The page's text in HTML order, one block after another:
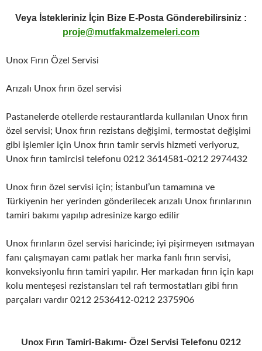
Veya İstekleriniz İçin Bize E-Posta Gönderebilirsiniz :
proje@mutfakmalzemeleri.com
Unox Fırın Özel Servisi
Arızalı Unox fırın özel servisi
Pastanelerde otellerde restaurantlarda kullanılan Unox fırın
özel servisi; Unox fırın rezistans değişimi, termostat değişimi
gibi işlemler için Unox fırın tamir servis hizmeti veriyoruz,
Unox fırın tamircisi telefonu 0212 3614581-0212 2974432
Unox fırın özel servisi için; İstanbul’un tamamına ve
Türkiyenin her yerinden gönderilecek arızalı Unox fırınlarının
tamiri bakımı yapılıp adresinize kargo edilir
Unox fırınların özel servisi haricinde; iyi pişirmeyen ısıtmayan
fanı çalışmayan camı patlak her marka fanlı fırın servisi,
konveksiyonlu fırın tamiri yapılır. Her markadan fırın için kapı
kolu menteşesi rezistansları tel rafı termostatları gibi fırın
parçaları vardır 0212 2536412-0212 2375906
Unox Fırın Tamiri-Bakımı- Özel Servisi Telefonu 0212